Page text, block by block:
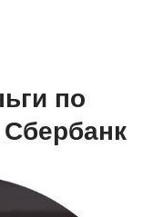
по